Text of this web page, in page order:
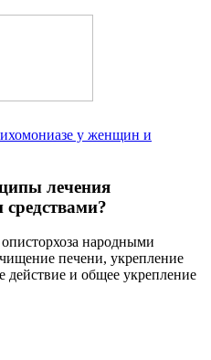
у женщин и
лечения
народными
печени, укрепление
действие и общее укрепление